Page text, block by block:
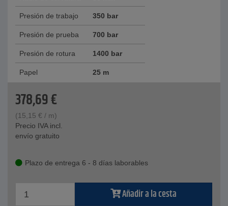
Presión de trabajo 350 bar
Presión de prueba 700 bar
Presión de rotura 1400 bar
Papel 25 m
378,69€
(15,15 € / m)
Precio IVA incl.
envío gratuito
Plazo de entrega 6 - 8 días laborables
Añadir a la cesta